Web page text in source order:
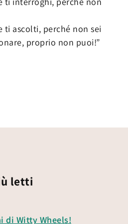
ti ascolti, perché non sei
proprio non puoi!”
letti
di Witty Wheels!